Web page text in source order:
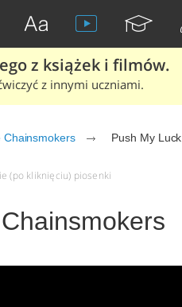
z książek i filmów.
z innymi uczniami.
Chainsmokers Push My Luck
(po kliknięciu) piosenki